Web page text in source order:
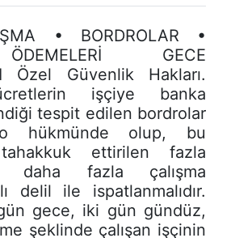
• BORDROLAR •
GECE
Özel Güvenlik Hakları.
işçiye banka
tespit edilen bordrolar
hükmünde olup, bu
ettirilen fazla
daha fazla çalışma
delil ile ispatlanmalıdır.
gece, iki gün gündüz,
şeklinde çalışan işçinin